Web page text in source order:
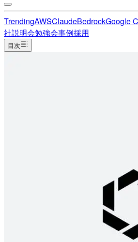
TrendingAWSClaudeBedrockGoogle
社説明会勉強会事例採用
目次